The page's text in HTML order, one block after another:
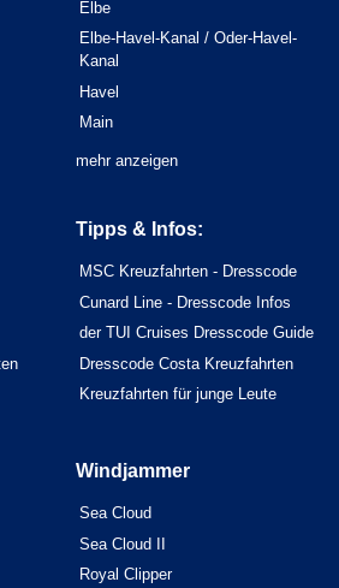
Elbe
Elbe-Havel-Kanal / Oder-Havel-
Kanal
Havel
Main
mehr anzeigen
Tipps & Infos:
MSC Kreuzfahrten - Dresscode
Cunard Line - Dresscode Infos
der TUI Cruises Dresscode Guide
Dresscode Costa Kreuzfahrten
Kreuzfahrten für junge Leute
Windjammer
Sea Cloud
Sea Cloud II
Royal Clipper